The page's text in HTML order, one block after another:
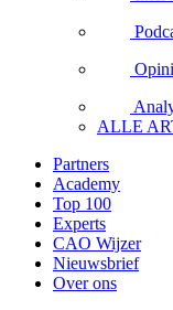
ALLE
Partners
Academy
Top 100
Experts
CAO Wijzer
Nieuwsbrief
Over ons